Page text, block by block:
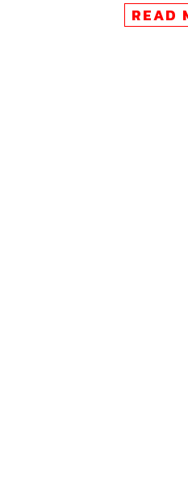
สูงขึ้นต่อเนื่องในช่วงครึ่งหลังข
โลกมีแนวโน้มจะชะลอลงมากชั
READ